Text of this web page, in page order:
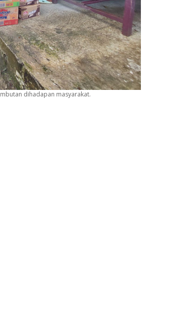
dihadapan masyarakat.